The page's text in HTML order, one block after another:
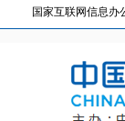
国家互联网信息办